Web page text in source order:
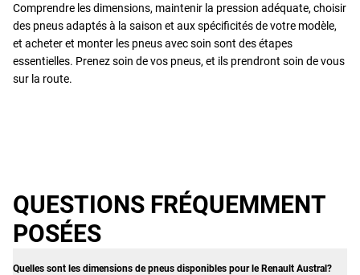
Comprendre les dimensions, maintenir la pression adéquate, choisir
des pneus adaptés à la saison et aux spécificités de votre modèle,
et acheter et monter les pneus avec soin sont des étapes
essentielles. Prenez soin de vos pneus, et ils prendront soin de vous
sur la route.
QUESTIONS FRÉQUEMMENT
POSÉES
Quelles sont les dimensions de pneus disponibles pour le Renault Austral?